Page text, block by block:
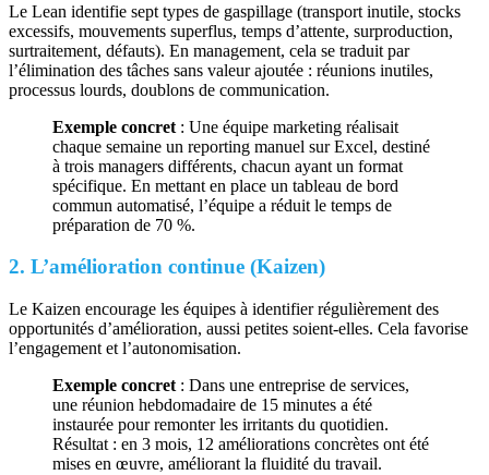
Le Lean identifie sept types de gaspillage (transport inutile, stocks
excessifs, mouvements superflus, temps d’attente, surproduction,
surtraitement, défauts). En management, cela se traduit par
l’élimination des tâches sans valeur ajoutée : réunions inutiles,
processus lourds, doublons de communication.
Exemple concret : Une équipe marketing réalisait
chaque semaine un reporting manuel sur Excel, destiné
à trois managers différents, chacun ayant un format
spécifique. En mettant en place un tableau de bord
commun automatisé, l’équipe a réduit le temps de
préparation de 70 %.
2. L’amélioration continue (Kaizen)
Le Kaizen encourage les équipes à identifier régulièrement des
opportunités d’amélioration, aussi petites soient-elles. Cela favorise
l’engagement et l’autonomisation.
Exemple concret : Dans une entreprise de services,
une réunion hebdomadaire de 15 minutes a été
instaurée pour remonter les irritants du quotidien.
Résultat : en 3 mois, 12 améliorations concrètes ont été
mises en œuvre, améliorant la fluidité du travail.